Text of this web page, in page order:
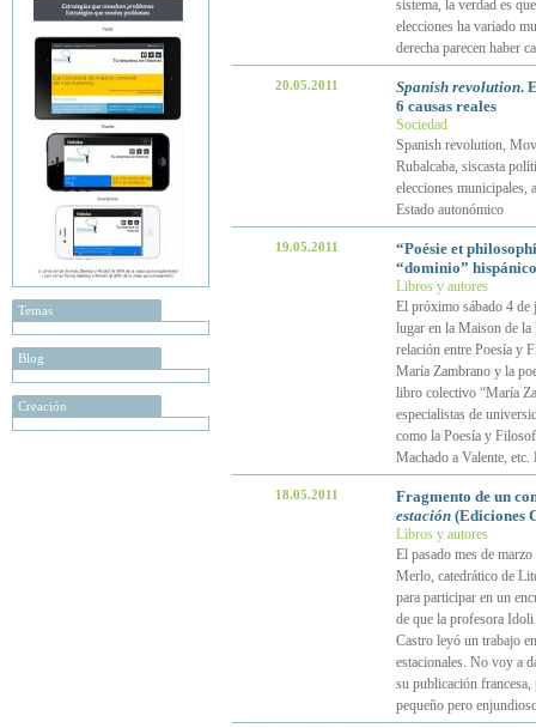
Temas
Blog
Creación
sistema, la verdad es
elecciones ha variado
derecha parecen haber
20.05.2011 Spanish revolution.
6 causas reales
Sociedad
Spanish revolution,
Rubalcaba, siscasta
elecciones municipales,
Estado autonómico
19.05.2011
“Poésie et
“dominio”
Libros y autores
El próximo sábado 4 de
lugar en la Maison de
relación entre Poesía y
María Zambrano y la
libro colectivo “María
especialistas de
como la Poesía y
Machado a Valente, etc.
18.05.2011
Fragmento de un
estación(Ediciones
Libros y autores
El pasado mes de
Merlo, catedrático de
para participar en un
de que la profesora
Castro leyó un trabajo
estacionales. No voy a
su publicación francesa,
pequeño pero